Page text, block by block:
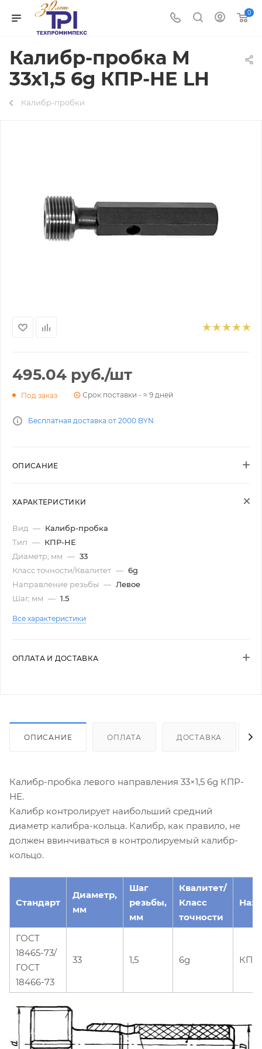
0
Калибр-пробка М
33х1,5 6g КПР-НЕ LH
Калибр-пробки
495.04 руб./шт
Под заказ Срок поставки - ≈ 9 дней
Бесплатная доставка от 2000 BYN
ОПИСАНИЕ
ХАРАКТЕРИСТИКИ
Вид — Калибр-пробка
Тип — КПР-НЕ
Диаметр, мм — 33
Класс точности/Квалитет — 6g
Направление резьбы — Левое
Шаг, мм — 1.5
Все характеристики
ОПЛАТА И ДОСТАВКА
ОПИСАНИЕ ОПЛАТА ДОСТАВКА
Калибр-пробка левого направления 33×1,5 6g КПР-
НЕ.
Калибр контролирует наибольший средний
диаметр калибра-кольца. Калибр, как правило, не
должен ввинчиваться в контролируемый калибр-
кольцо.
Стандарт
Диаметр,
мм
Шаг
резьбы,
мм
Квалитет/
Класс
точности
ГОСТ
18465-73/
ГОСТ
18466-73
33 1,5 6g